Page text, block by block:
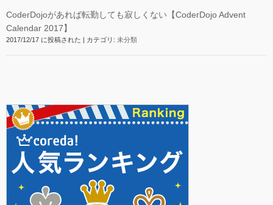
CoderDojoがあれば転勤しても寂しくない【CoderDojo Advent
Calendar 2017】
2017/12/17 に投稿された カテゴリ: 未分類